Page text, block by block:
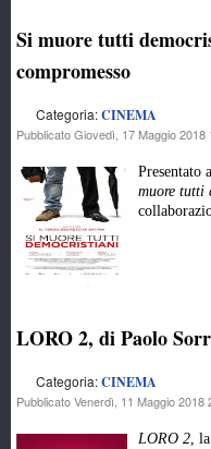
Si muore tutti
compromesso
Categoria:CINEMA
Pubblicato Giovedì, 17 Maggio 2018
Presentato
muore tutti
LORO 2, di Paolo
Categoria:CINEMA
Pubblicato Venerdì, 11 Maggio 2018
LORO 2,